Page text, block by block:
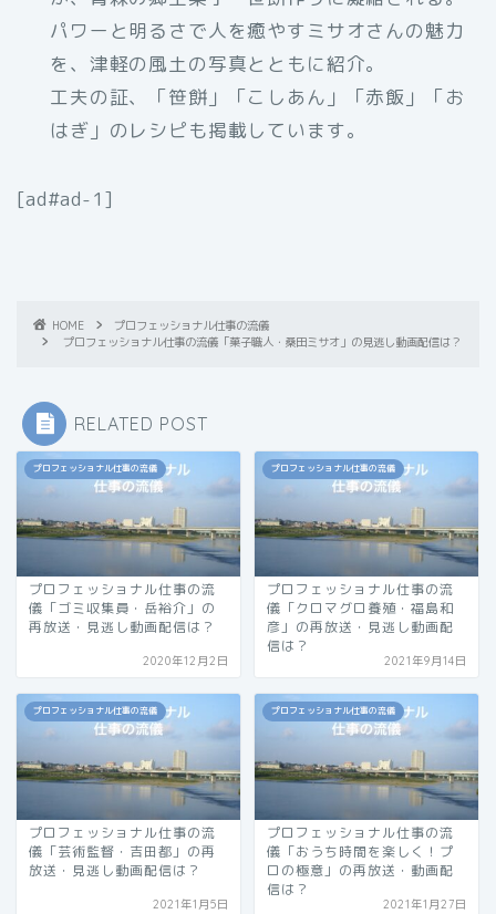
パワーと明るさで人を癒やすミサオさんの魅力
を、津軽の風土の写真とともに紹介。
工夫の証、「笹餅」「こしあん」「赤飯」「お
はぎ」のレシピも掲載しています。
[ad#ad-1]
HOME
プロフェッショナル仕事の流儀
プロフェッショナル仕事の流儀「菓子職人・桑田ミサオ」の見逃し動画配信は？
RELATED POST
プロフェッショナル仕事の流儀
プロフェッショナル仕事の流
儀「ゴミ収集員・岳裕介」の
再放送・見逃し動画配信は？
2020年12月2日
プロフェッショナル仕事の流儀
プロフェッショナル仕事の流
儀「クロマグロ養殖・福島和
彦」の再放送・見逃し動画配
信は？
2021年9月14日
プロフェッショナル仕事の流儀
プロフェッショナル仕事の流
儀「芸術監督・吉田都」の再
放送・見逃し動画配信は？
2021年1月5日
プロフェッショナル仕事の流儀
プロフェッショナル仕事の流
儀「おうち時間を楽しく！プ
ロの極意」の再放送・動画配
信は？
2021年1月27日